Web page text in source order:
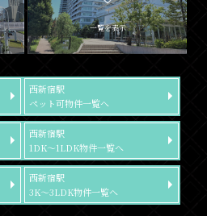
一覧を表示
西新宿駅
ペット可物件一覧へ
西新宿駅
1DK～1LDK物件一覧へ
西新宿駅
3K～3LDK物件一覧へ